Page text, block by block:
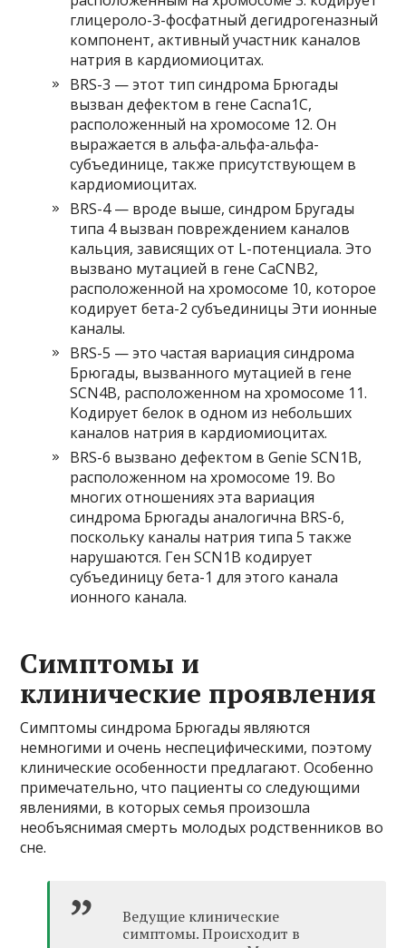
глицероло-3-фосфатный дегидрогеназный
компонент, активный участник каналов
натрия в кардиомиоцитах.
BRS-3 — этот тип синдрома Брюгады
вызван дефектом в гене Cacna1C,
расположенный на хромосоме 12. Он
выражается в альфа-альфа-альфа-
субъединице, также присутствующем в
кардиомиоцитах.
BRS-4 — вроде выше, синдром Бругады
типа 4 вызван повреждением каналов
кальция, зависящих от L-потенциала. Это
вызвано мутацией в гене CaCNB2,
расположенной на хромосоме 10, которое
кодирует бета-2 субъединицы Эти ионные
каналы.
BRS-5 — это частая вариация синдрома
Брюгады, вызванного мутацией в гене
SCN4B, расположенном на хромосоме 11.
Кодирует белок в одном из небольших
каналов натрия в кардиомиоцитах.
BRS-6 вызвано дефектом в Genie SCN1B,
расположенном на хромосоме 19. Во
многих отношениях эта вариация
синдрома Брюгады аналогична BRS-6,
поскольку каналы натрия типа 5 также
нарушаются. Ген SCN1B кодирует
субъединицу бета-1 для этого канала
ионного канала.
Симптомы и
клинические проявления
Симптомы синдрома Брюгады являются
немногими и очень неспецифическими, поэтому
клинические особенности предлагают. Особенно
примечательно, что пациенты со следующими
явлениями, в которых семья произошла
необъяснимая смерть молодых родственников во
сне.
Ведущие клинические
симптомы. Происходит в